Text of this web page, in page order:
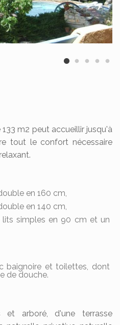
m2 peut accueillir jusqu'à
tout le confort nécessaire
en 160 cm,
en 140 cm,
lits simples en 90 cm et un
baignoire et toilettes, dont
de douche.
et arboré, d'une terrasse